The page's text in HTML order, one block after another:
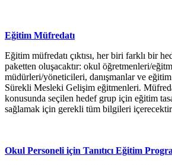
Eğitim Müfredatı
Eğitim müfredatı çıktısı, her biri farklı bir
paketten oluşacaktır: okul öğretmenleri/
müdürleri/yöneticileri, danışmanlar ve eğitim
Sürekli Mesleki Gelişim eğitmenleri.
konusunda seçilen hedef grup için eğitim
sağlamak için gerekli tüm bilgileri
Okul Personeli için Tanıtıcı Eğitim